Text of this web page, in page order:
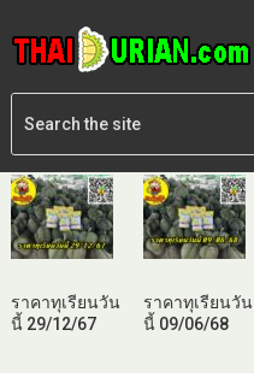
ราคาทุเรียนวัน
นี้ 29/12/67
ราคาทุเรียนวัน
นี้ 09/06/68